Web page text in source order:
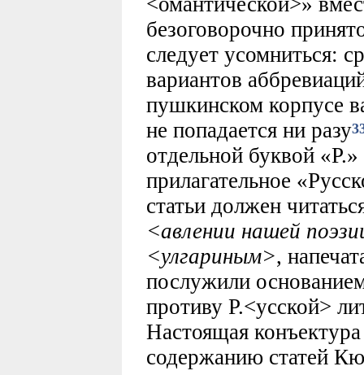
безоговорочно
следует усомниться:
вариантов
пушкинском корпусе
не попадается ни разу
отдельной буквой
прилагательное
статьи должен
<авлении нашей
<улгариным>,
послужили
противу Р.<усской>
Настоящая
содержанию статей